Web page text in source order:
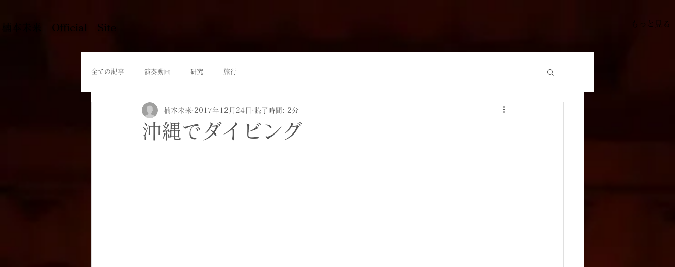
​楠本未来 Official Site もっと見る
全ての記事 演奏動画 研究 旅行
沖縄でダイビング
楠本未来 2017年12月24日 読了時間: 2分